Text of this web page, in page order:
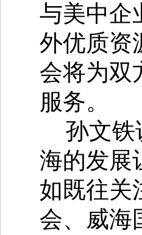
与美中企
外优质资
会将为双
服务。
孙文铁
海的发展
如既往关
会、威海